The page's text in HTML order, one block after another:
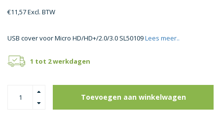
€11,57 Excl. BTW
USB cover voor Micro HD/HD+/2.0/3.0 SL50109Lees meer..
1 tot 2 werkdagen
Toevoegen aan winkelwagen